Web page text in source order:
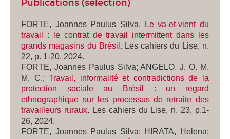
Publications (sélection)
FORTE, Joannes Paulus Silva.
Le va-et-vient du
travail : le contrat de travail intermittent dans les
grands magasins du Brésil . Les cahiers du Lise, n.
22, p. 1-20, 2024.
FORTE, Joannes Paulus Silva; ANGELO, J. O. M.
M. C.;Travail, informalité et contradictions de la
protection sociale au Brésil : un regard
ethnographique sur les processus de retraite des
travailleurs ruraux. Les cahiers du Lise, n. 23, p.1-
26, 2024.
FORTE, Joannes Paulus Silva; HIRATA, Helena;